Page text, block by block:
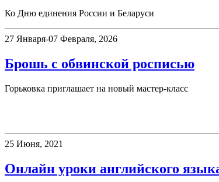
Ко Дню единения России и Беларуси
27 Января-07 Февраля, 2026
Брошь с обвинской росписью
Горьковка приглашает на новый мастер-класс
25 Июня, 2021
Онлайн уроки английского